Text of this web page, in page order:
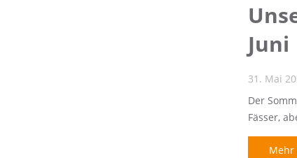
Juni
31. Mai
Der
Fässer,
Mehr